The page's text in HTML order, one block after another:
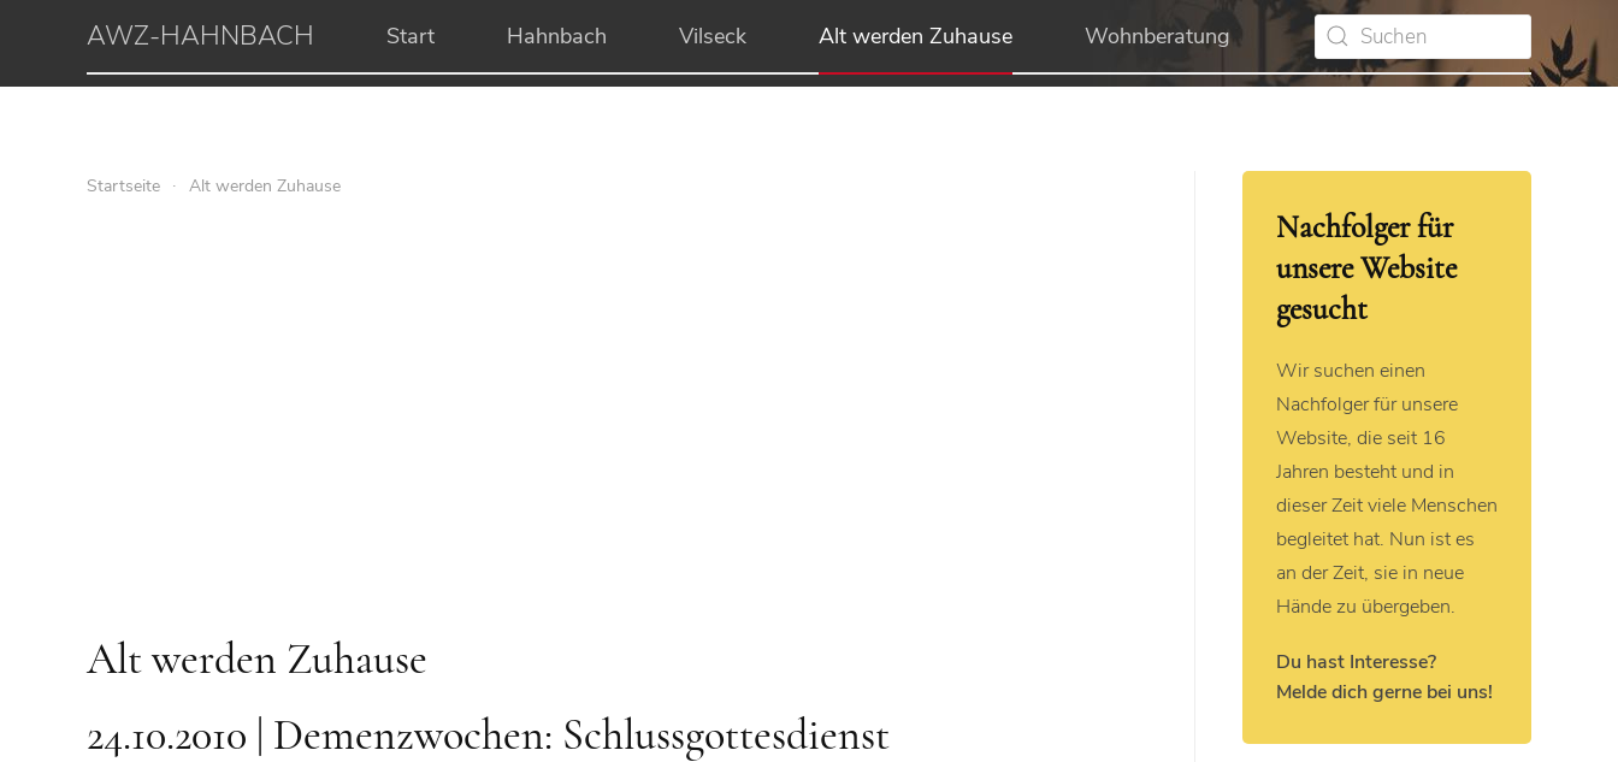
AWZ-HAHNBACH Start Hahnbach Vilseck Alt werden Zuhause Wohnberatung
Startseite Alt werden Zuhause
Alt werden Zuhause
24.10.2010 | Demenzwochen: Schlussgottesdienst
Nachfolger für
unsere Website
gesucht
Wir suchen einen
Nachfolger für unsere
Website, die seit 16
Jahren besteht und in
dieser Zeit viele Menschen
begleitet hat. Nun ist es
an der Zeit, sie in neue
Hände zu übergeben.
Du hast Interesse?
Melde dich gerne bei uns!